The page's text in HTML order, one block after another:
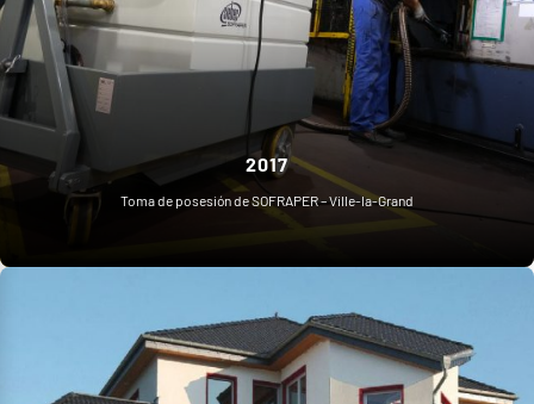
2017
Toma de posesión de SOFRAPER – Ville-la-Grand